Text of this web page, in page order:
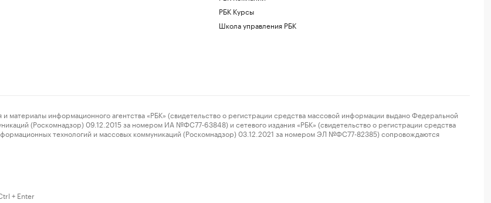
РБК Курсы
Школа управления РБК
информационного агентства «РБК» (свидетельство о регистрации средства массовой информации выдано Федеральной
(Роскомнадзор) 09.12.2015 за номером ИА №ФС77-63848) и сетевого издания «РБК» (свидетельство о регистрации средства
технологий и массовых коммуникаций (Роскомнадзор) 03.12.2021 за номером ЭЛ №ФС77-82385) сопровождаются
+ Enter